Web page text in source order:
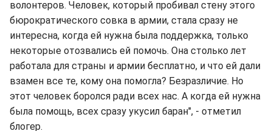
волонтеров. Человек, который пробивал стену этого
бюрократического совка в армии, стала сразу не
интересна, когда ей нужна была поддержка, только
некоторые отозвались ей помочь. Она столько лет
работала для страны и армии бесплатно, и что ей дали
взамен все те, кому она помогла? Безразличие. Но
этот человек боролся ради всех нас. А когда ей нужна
была помощь, всех сразу укусил баран", - отметил
блогер.